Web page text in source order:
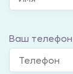
Ваш телефон